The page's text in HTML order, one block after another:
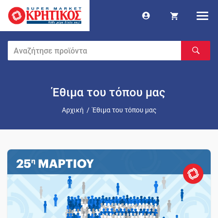
Έθιμα του τόπου μας
Αρχική / Έθιμα του τόπου μας